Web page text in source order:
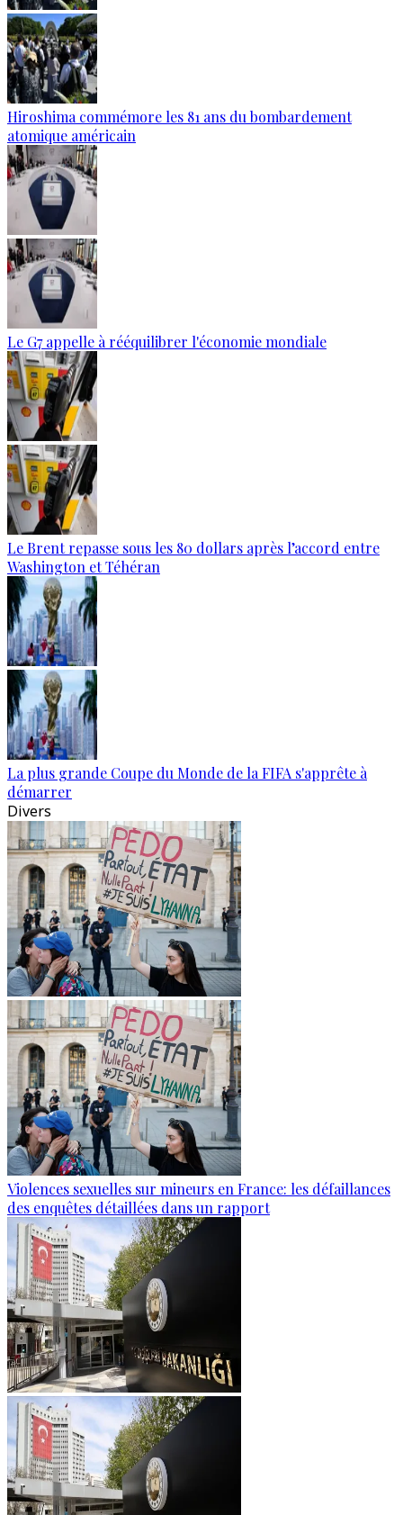
Hiroshima commémore les 81 ans du bombardement
atomique américain
Le G7 appelle à rééquilibrer l'économie mondiale
Le Brent repasse sous les 80 dollars après l’accord entre
Washington et Téhéran
La plus grande Coupe du Monde de la FIFA s'apprête à
démarrer
Divers
Violences sexuelles sur mineurs en France: les défaillances
des enquêtes détaillées dans un rapport